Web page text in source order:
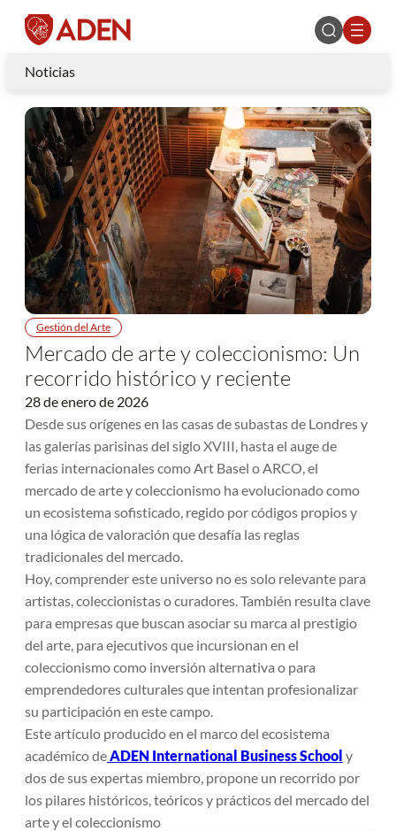
Noticias
Gestión del Arte
Mercado de arte y coleccionismo: Un
recorrido histórico y reciente
28 de enero de 2026
Desde sus orígenes en las casas de subastas de Londres y
las galerías parisinas del siglo XVIII, hasta el auge de
ferias internacionales como Art Basel o ARCO, el
mercado de arte y coleccionismo ha evolucionado como
un ecosistema sofisticado, regido por códigos propios y
una lógica de valoración que desafía las reglas
tradicionales del mercado.
Hoy, comprender este universo no es solo relevante para
artistas, coleccionistas o curadores. También resulta clave
para empresas que buscan asociar su marca al prestigio
del arte, para ejecutivos que incursionan en el
coleccionismo como inversión alternativa o para
emprendedores culturales que intentan profesionalizar
su participación en este campo.
Este artículo producido en el marco del ecosistema
académico deADEN International Business School y
dos de sus expertas miembro, propone un recorrido por
los pilares históricos, teóricos y prácticos del mercado del
arte y el coleccionismo